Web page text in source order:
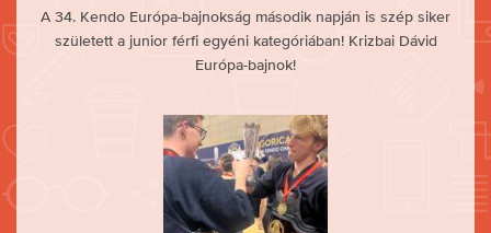
A 34. Kendo Európa-bajnokság második napján is szép siker
született a junior férfi egyéni kategóriában! Krizbai Dávid
Európa-bajnok!